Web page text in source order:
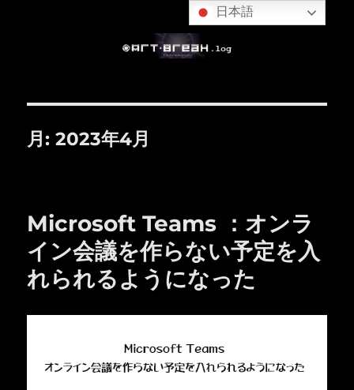
月:2023年4月
Microsoft Teams ：オンラ
イン会議を作らない予定を入
れられるようになった
日本語